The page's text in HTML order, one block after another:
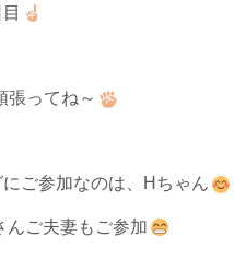
張ってね～
ご参加なのは、Hちゃん
んご夫妻もご参加